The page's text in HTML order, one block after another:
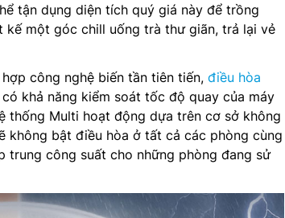
tận dụng diện tích quý giá này để trồng
một góc chill uống trà thư giãn, trả lại vẻ
công nghệ biến tần tiên tiến, điều hòa
khả năng kiểm soát tốc độ quay của máy
thống Multi hoạt động dựa trên cơ sở không
không bật điều hòa ở tất cả các phòng cùng
trung công suất cho những phòng đang sử